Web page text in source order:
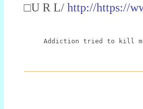
□U R L/ http://https://
Addiction tried to kill me